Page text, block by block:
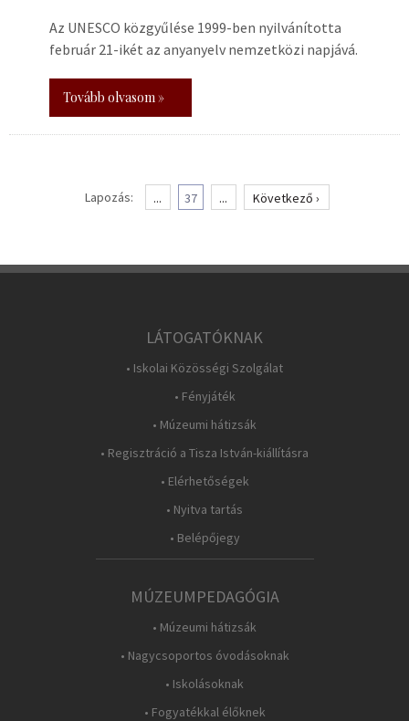
Az UNESCO közgyűlése 1999-ben nyilvánította
február 21-ikét az anyanyelv nemzetközi napjává.
Tovább olvasom »
Lapozás: ... 37 ... Következő ›
LÁTOGATÓKNAK
• Iskolai Közösségi Szolgálat
• Fényjáték
• Múzeumi hátizsák
• Regisztráció a Tisza István-kiállításra
• Elérhetőségek
• Nyitva tartás
• Belépőjegy
MÚZEUMPEDAGÓGIA
• Múzeumi hátizsák
• Nagycsoportos óvodásoknak
• Iskolásoknak
• Fogyatékkal élőknek